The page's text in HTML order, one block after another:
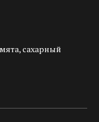
сахарный